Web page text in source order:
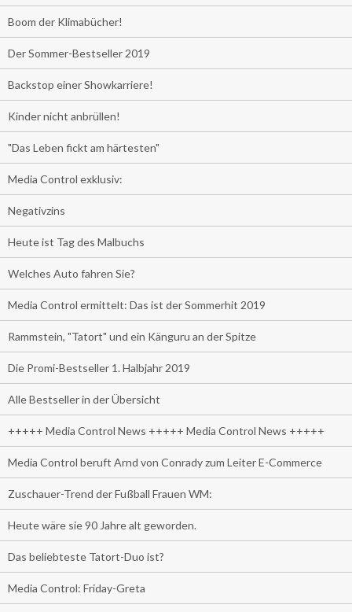
Boom der Klimabücher!
Der Sommer-Bestseller 2019
Backstop einer Showkarriere!
Kinder nicht anbrüllen!
"Das Leben fickt am härtesten"
Media Control exklusiv:
Negativzins
Heute ist Tag des Malbuchs
Welches Auto fahren Sie?
Media Control ermittelt: Das ist der Sommerhit 2019
Rammstein, "Tatort" und ein Känguru an der Spitze
Die Promi-Bestseller 1. Halbjahr 2019
Alle Bestseller in der Übersicht
+++++ Media Control News +++++ Media Control News +++++
Media Control beruft Arnd von Conrady zum Leiter E-Commerce
Zuschauer-Trend der Fußball Frauen WM:
Heute wäre sie 90 Jahre alt geworden.
Das beliebteste Tatort-Duo ist?
Media Control: Friday-Greta